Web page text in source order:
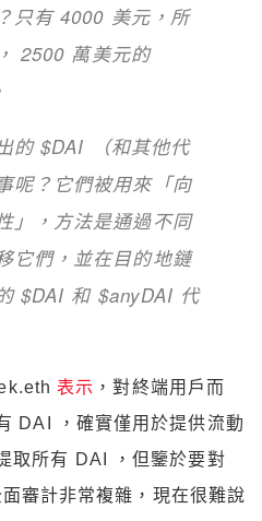
只有 4000 美元，所
2500 萬美元的
的 $DAI （和其他代
呢？它們被用來「向
」，方法是通過不同
它們，並在目的地鏈
$DAI 和 $anyDAI 代
表示 ，對終端用戶而
DAI ，確實僅用於提供流動
取所有 DAI ，但鑒於要對
審計非常複雜，現在很難說